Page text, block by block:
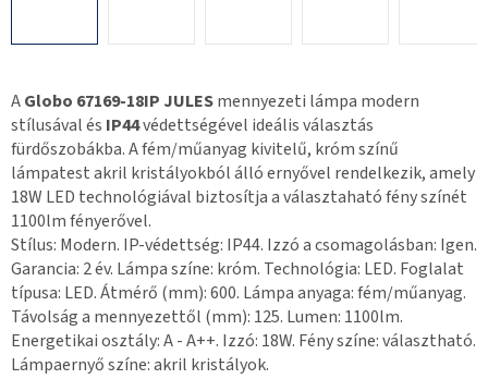
AGlobo 67169-18IP JULESmennyezeti lámpa modern
stílusával és IP44védettségével ideális választás
fürdőszobákba. A fém/műanyag kivitelű, króm színű
lámpatest akril kristályokból álló ernyővel rendelkezik, amely
18W LED technológiával biztosítja a választaható fény színét
1100lm fényerővel.
Stílus: Modern. IP-védettség: IP44. Izzó a csomagolásban: Igen.
Garancia: 2 év. Lámpa színe: króm. Technológia: LED. Foglalat
típusa: LED. Átmérő (mm): 600. Lámpa anyaga: fém/műanyag.
Távolság a mennyezettől (mm): 125. Lumen: 1100lm.
Energetikai osztály: A - A++. Izzó: 18W. Fény színe: választható.
Lámpaernyő színe: akril kristályok.